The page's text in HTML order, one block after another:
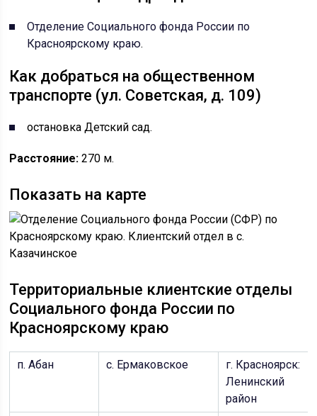
Отделение Социального фонда России по
Красноярскому краю.
Как добраться на общественном
транспорте (ул. Советская, д. 109)
остановка Детский сад.
Расстояние:270 м.
Показать на карте
Территориальные клиентские отделы
Социального фонда России по
Красноярскому краю
п. Абан с. Ермаковское
г. Красноярск:
Ленинский
район